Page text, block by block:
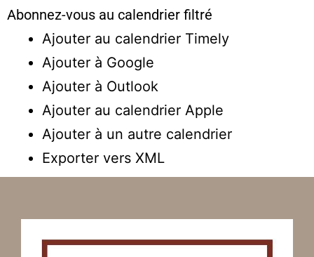
Abonnez-vous au calendrier filtré
Ajouter au calendrier Timely
Ajouter à Google
Ajouter à Outlook
Ajouter au calendrier Apple
Ajouter à un autre calendrier
Exporter vers XML